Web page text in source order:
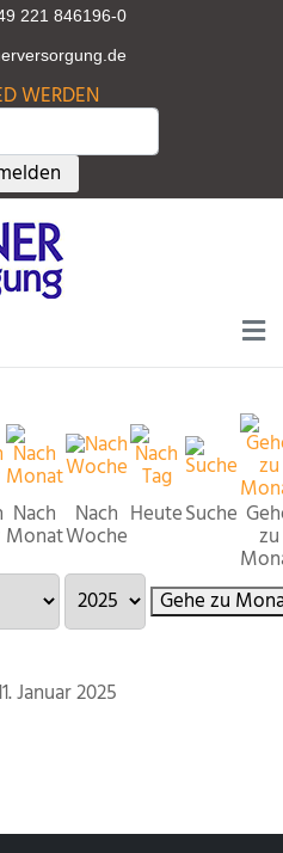
221 846196-0
e
WERDEN
Type 2 or more characters for
Nach
Monat
Nach
Woche
HeuteSuche
zu
Gehe zu
Januar 2025